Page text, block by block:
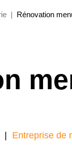
Rénovation
Entreprise de